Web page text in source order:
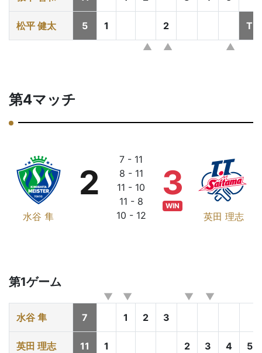
松平 健太 5 1 2 T
第4マッチ
水谷 隼
2
7 - 11
8 - 11
11 - 10
11 - 8
10 - 12
英田 理志
3
WIN
第1ゲーム
水谷 隼 7 1 2 3
英田 理志 11 1 2 3 4 5